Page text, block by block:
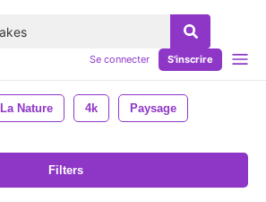
Se connecter S'inscrire
La Nature 4k Paysage
Filters